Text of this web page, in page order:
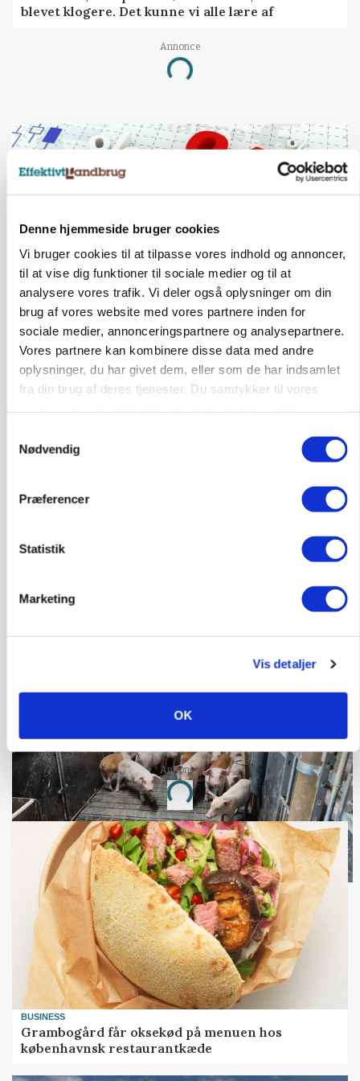
Denne hjemmeside bruger cookies
Vi bruger cookies til at tilpasse vores indhold og annoncer,
til at vise dig funktioner til sociale medier og til at
analysere vores trafik. Vi deler også oplysninger om din
brug af vores website med vores partnere inden for
sociale medier, annonceringspartnere og analysepartnere.
Vores partnere kan kombinere disse data med andre
oplysninger, du har givet dem, eller som de har indsamlet
fra din brug af deres tjenester. Du samtykker til vores
Nødvendig
Præferencer
Statistik
Marketing
Vis detaljer
OK
blevet klogere. Det kunne vi alle lære af
Annonce
Loading...
MARKED
Olieprisfald og fredshåb sender F5-renten ned
på 3 procent
Annonce
BUSINESS
forsigtighed
Ny griseprognose kan give anledning til et nyt
budgettjek
Annonce
Loading...
BUSINESS
Grambogård får oksekød på menuen hos
københavnsk restaurantkæde